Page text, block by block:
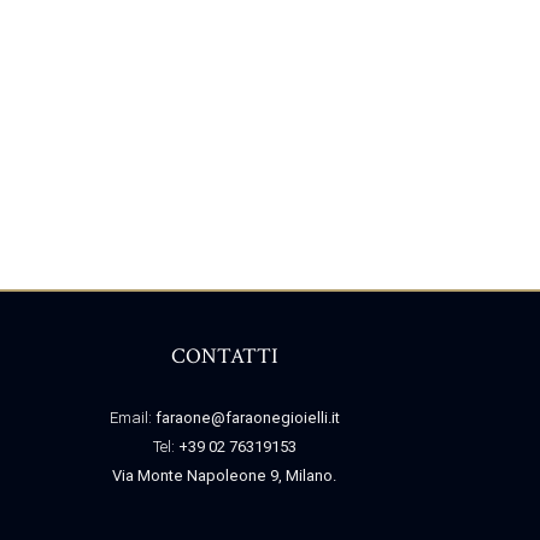
CONTATTI
Email: faraone@faraonegioielli.it
Tel: +39 02 76319153
Via Monte Napoleone 9, Milano.